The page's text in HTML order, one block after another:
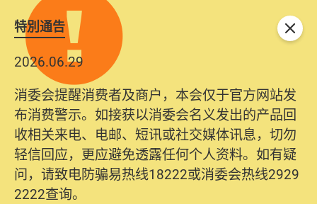
特別通告
2026.06.29
消委会提醒消费者及商户，本会仅于官方网站发
布消费警示。如接获以消委会名义发出的产品回
收相关来电、电邮、短讯或社交媒体讯息，切勿
轻信回应，更应避免透露任何个人资料。如有疑
问，请致电防骗易热线18222或消委会热线2929
2222查询。
关闭